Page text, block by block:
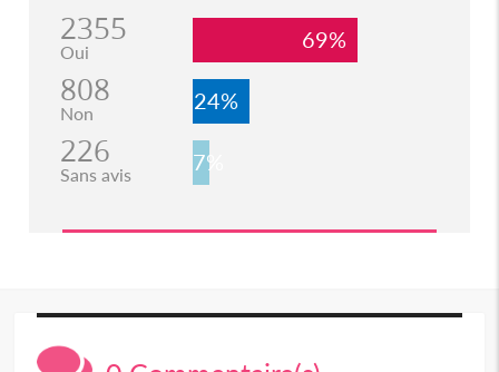
2355
Oui 69%
808
Non 24%
226
Sans avis 7%